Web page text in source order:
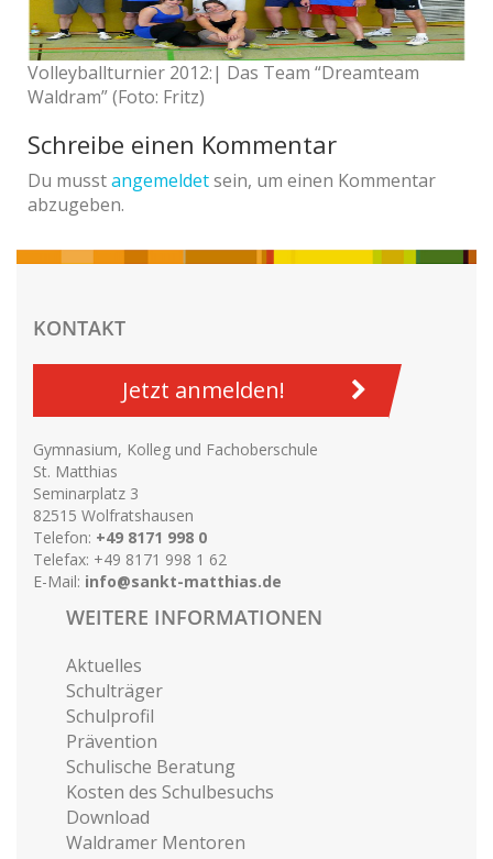
Volleyballturnier 2012:| Das Team “Dreamteam
Waldram” (Foto: Fritz)
Schreibe einen Kommentar
Du musstangemeldetsein, um einen Kommentar
abzugeben.
KONTAKT
Jetzt anmelden!
Gymnasium, Kolleg und Fachoberschule
St. Matthias
Seminarplatz 3
82515 Wolfratshausen
Telefon: +49 8171 998 0
Telefax: +49 8171 998 1 62
E-Mail: info@sankt-matthias.de
WEITERE INFORMATIONEN
Aktuelles
Schulträger
Schulprofil
Prävention
Schulische Beratung
Kosten des Schulbesuchs
Download
Waldramer Mentoren